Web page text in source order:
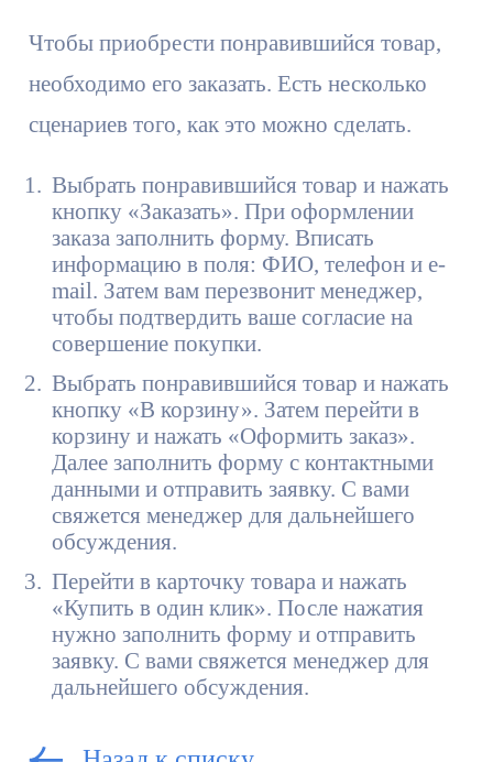
Чтобы приобрести понравившийся товар,
необходимо его заказать. Есть несколько
сценариев того, как это можно сделать.
Выбрать понравившийся товар и нажать
кнопку «Заказать». При оформлении
заказа заполнить форму. Вписать
информацию в поля: ФИО, телефон и e-
mail. Затем вам перезвонит менеджер,
чтобы подтвердить ваше согласие на
совершение покупки.
Выбрать понравившийся товар и нажать
кнопку «В корзину». Затем перейти в
корзину и нажать «Оформить заказ».
Далее заполнить форму с контактными
данными и отправить заявку. С вами
свяжется менеджер для дальнейшего
обсуждения.
Перейти в карточку товара и нажать
«Купить в один клик». После нажатия
нужно заполнить форму и отправить
заявку. С вами свяжется менеджер для
дальнейшего обсуждения.